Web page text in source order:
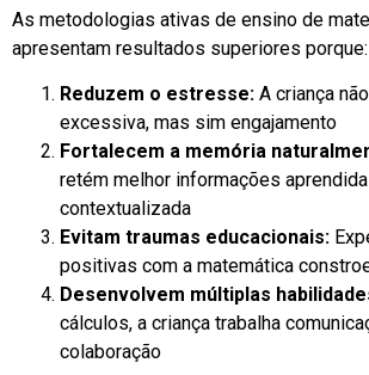
As metodologias ativas de ensino de
apresentam resultados superiores porque:
Reduzem o estresse: A criança
excessiva, mas sim engajamento
Fortalecem a memória
retém melhor informações
contextualizada
Evitam traumas educacionais:
positivas com a matemática
Desenvolvem múltiplas
cálculos, a criança trabalha
colaboração